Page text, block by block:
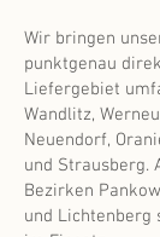
Wir bringen
punktgenau
Liefergebiet
Wandlitz,
Neuendorf,
und Strausberg.
Bezirken
und